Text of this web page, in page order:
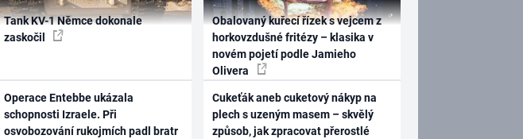
Tank KV-1 Němce dokonale
zaskočil
Operace Entebbe ukázala
schopnosti Izraele. Při
osvobozování rukojmích padl bratr
Obalovaný kuřecí řízek s vejcem z
horkovzdušné fritézy – klasika v
novém pojetí podle Jamieho
Olivera
Cukeťák aneb cuketový nákyp na
plech s uzeným masem – skvělý
způsob, jak zpracovat přerostlé